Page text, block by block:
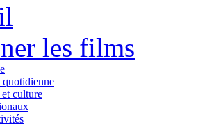
les films
culture